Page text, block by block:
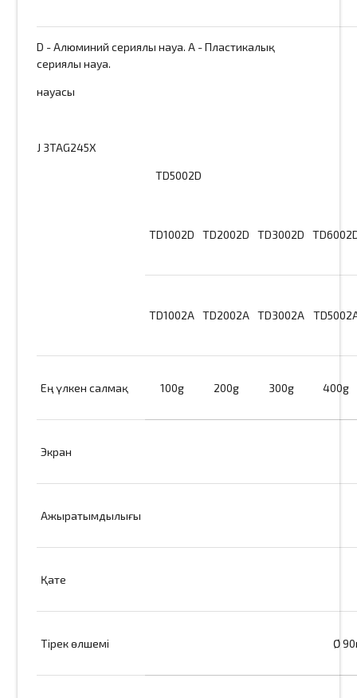
D - Алюминий сериялы науа. A - Пластикалық
сериялы науа.
науасы
J 3TAG245X
TD5002D
TD1002D TD2002D TD3002D
TD1002A TD2002A TD3002A
Ең үлкен салмақ 100g 200g 300g 400g
Экран
Ажыратымдылығы
Қате
Тірек өлшемі Ø